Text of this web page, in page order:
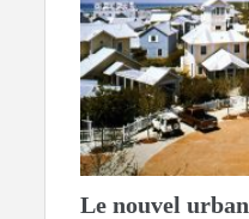
Le nouvel